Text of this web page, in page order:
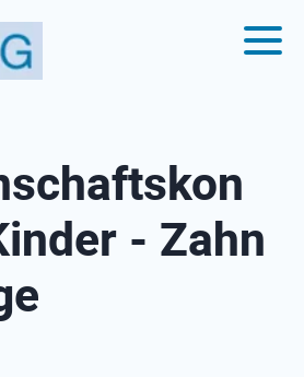
- Zahn